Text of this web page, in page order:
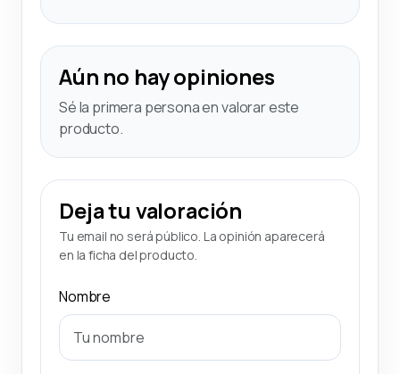
Aún no hay opiniones
Sé la primera persona en valorar este
producto.
Deja tu valoración
Tu email no será público. La opinión aparecerá
en la ficha del producto.
Nombre